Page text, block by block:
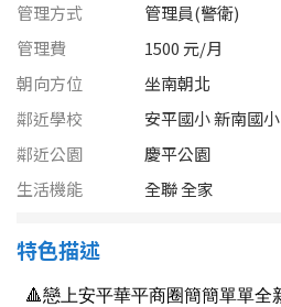
高雄市
澎湖縣
屏東縣
80坪以上
~
樓層
管理方式
管理員(警衛)
管理費
1500 元/月
朝向方位
坐南朝北
鄰近學校
安平國小 新南國小
鄰近公園
慶平公園
生活機能
全聯 全家
特色描述